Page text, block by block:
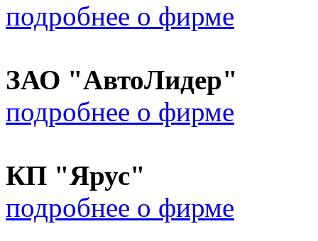
подробнее о фирме
ЗАО "АвтоЛидер"
подробнее о фирме
КП "Ярус"
подробнее о фирме